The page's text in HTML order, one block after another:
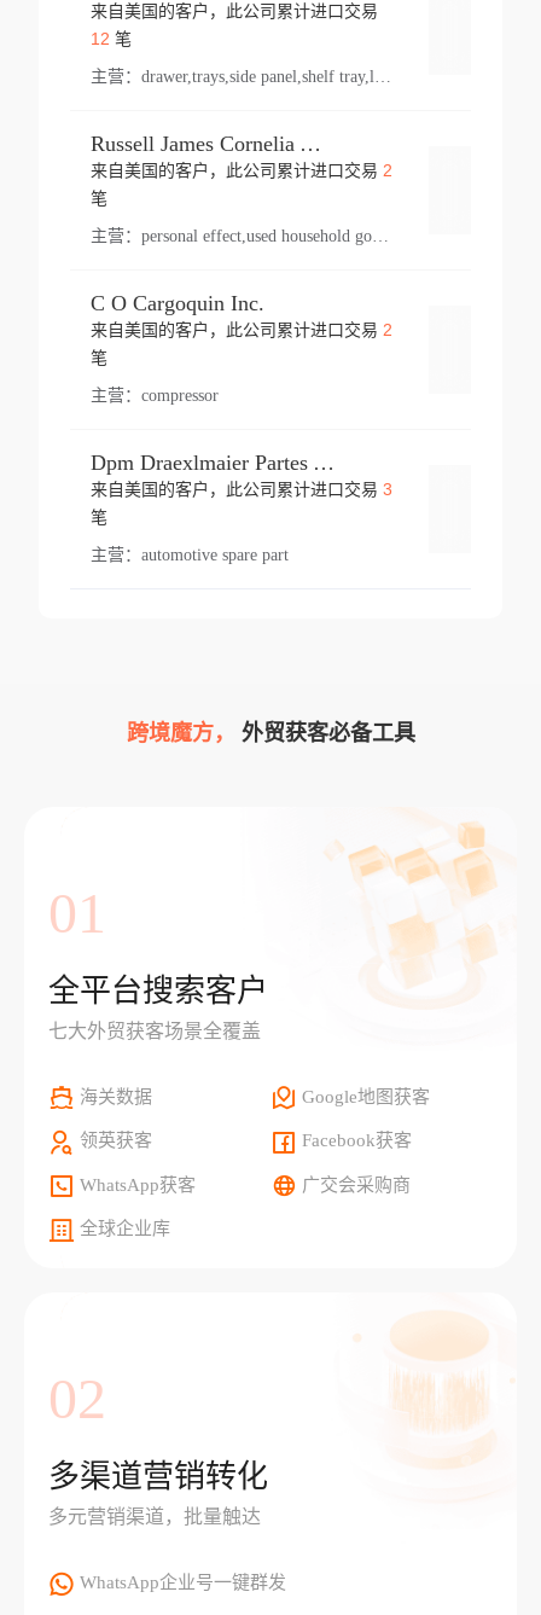
来自美国的客户，此公司累计进口交易
12 笔
主营：
Russell James Cornelia Arlington Va
来自美国的客户，此公司累计进口交易 2
笔
主营： personal effect,used household goods
C O Cargoquin Inc.
来自美国的客户，此公司累计进口交易 2
笔
主营： compressor
Dpm Draexlmaier Partes Automotrices Corr Ind Huejotzingo
来自美国的客户，此公司累计进口交易 3
笔
主营： automotive spare part
跨境魔方， 外贸获客必备工具
01
全平台搜索客户
七大外贸获客场景全覆盖
海关数据 Google地图获客
领英获客 Facebook获客
WhatsApp获客 广交会采购商
全球企业库
02
多渠道营销转化
多元营销渠道，批量触达
WhatsApp企业号一键群发